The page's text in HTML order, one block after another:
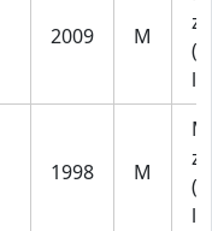
2009 M
1998 M